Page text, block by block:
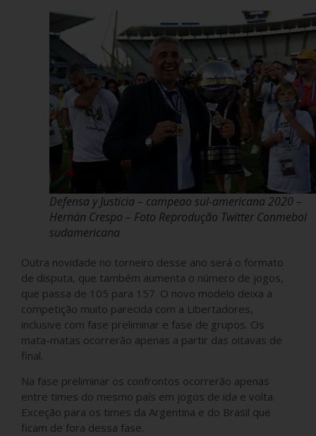
Defensa y Justicia – campeao sul-americana 2020 –
Hernán Crespo – Foto Reprodução Twitter Conmebol
sudamericana
Outra novidade no torneiro desse ano será o formato
de disputa, que também aumenta o número de jogos,
que passa de 105 para 157. O novo modelo deixa a
competição muito parecida com a Libertadores,
inclusive com fase preliminar e fase de grupos. Os
mata-matas ocorrerão apenas a partir das oitavas de
final.
Na fase preliminar os confrontos ocorrerão apenas
entre times do mesmo país em jogos de ida e volta.
Exceção para os times da Argentina e do Brasil que
ficam de fora dessa fase.